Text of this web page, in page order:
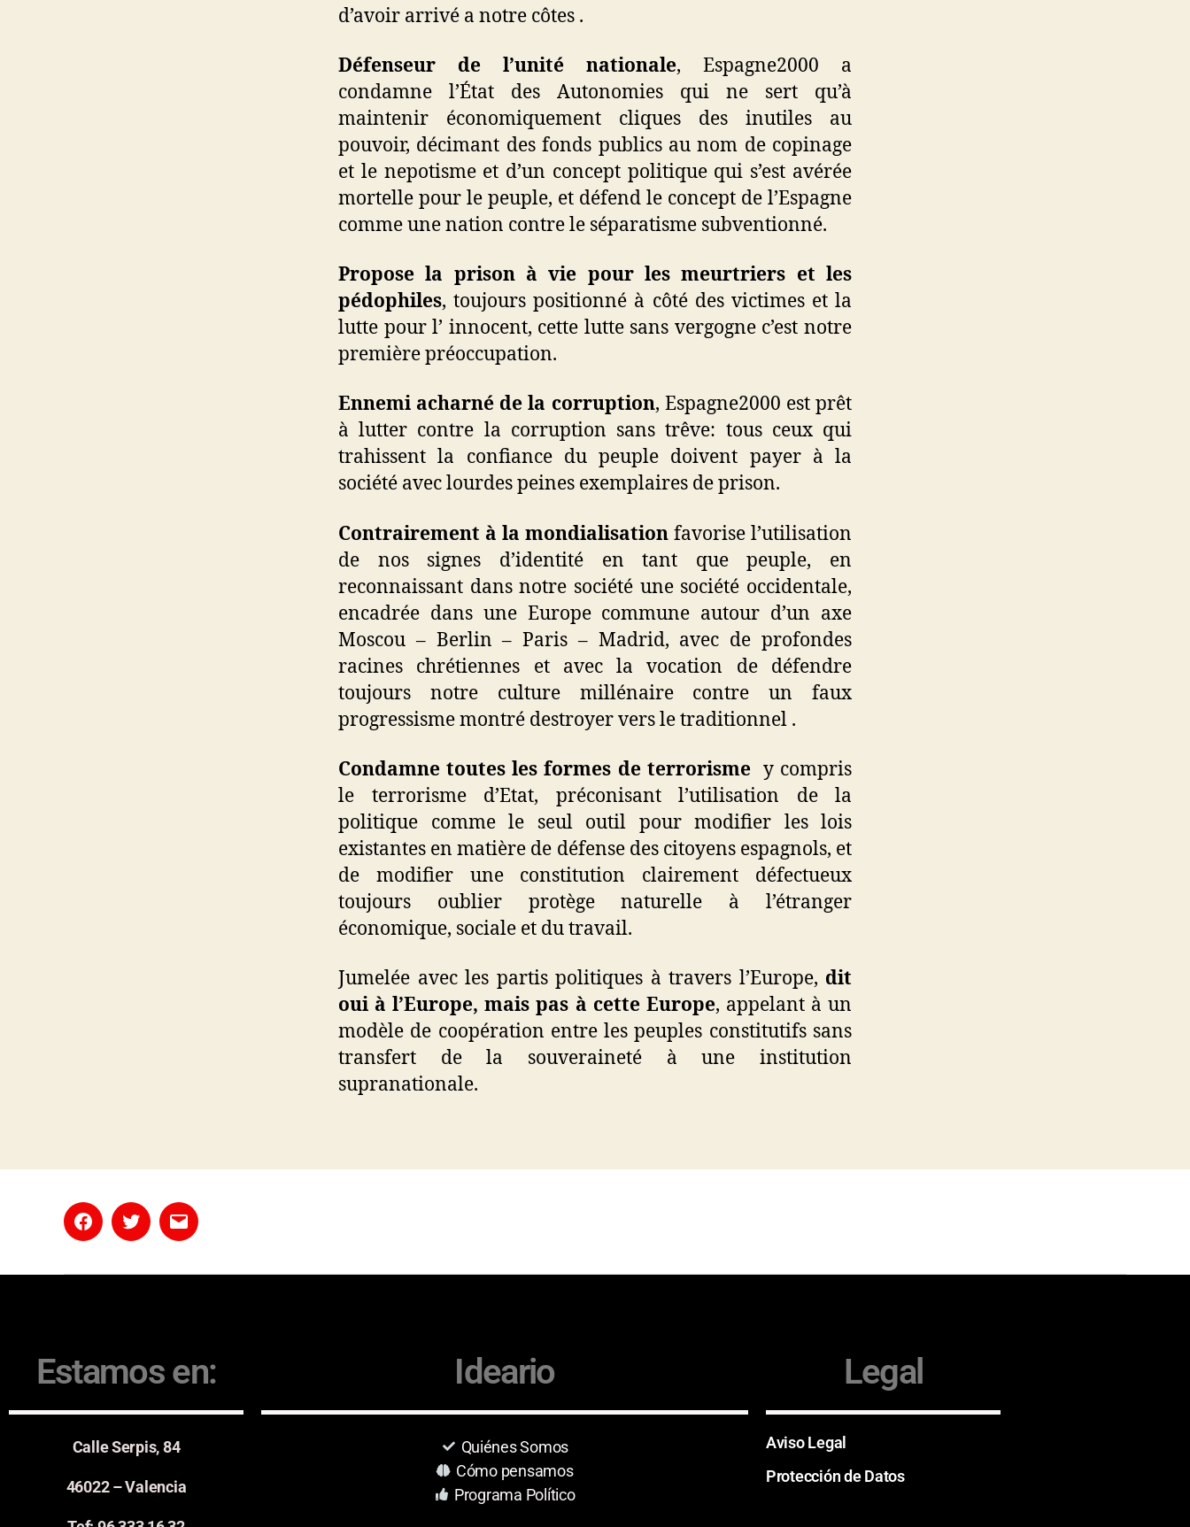
d’avoir arrivé a notre côtes .
Défenseur de l’unité nationale, Espagne2000 a
condamne l’État des Autonomies qui ne sert qu’à
maintenir économiquement cliques des inutiles au
pouvoir, décimant des fonds publics au nom de copinage
et le nepotisme et d’un concept politique qui s’est avérée
mortelle pour le peuple, et défend le concept de l’Espagne
comme une nation contre le séparatisme subventionné.
Propose la prison à vie pour les meurtriers et les
pédophiles, toujours positionné à côté des victimes et la
lutte pour l’ innocent, cette lutte sans vergogne c’est notre
première préoccupation.
Ennemi acharné de la corruption, Espagne2000 est prêt
à lutter contre la corruption sans trêve: tous ceux qui
trahissent la confiance du peuple doivent payer à la
société avec lourdes peines exemplaires de prison.
Contrairement à la mondialisation favorise l’utilisation
de nos signes d’identité en tant que peuple, en
reconnaissant dans notre société une société occidentale,
encadrée dans une Europe commune autour d’un axe
Moscou – Berlin – Paris – Madrid, avec de profondes
racines chrétiennes et avec la vocation de défendre
toujours notre culture millénaire contre un faux
progressisme montré destroyer vers le traditionnel .
Condamne toutes les formes de terrorismey compris
le terrorisme d’Etat, préconisant l’utilisation de la
politique comme le seul outil pour modifier les lois
existantes en matière de défense des citoyens espagnols, et
de modifier une constitution clairement défectueux
toujours oublier protège naturelle à l’étranger
économique, sociale et du travail.
Jumelée avec les partis politiques à travers l’Europe, dit
oui à l’Europe, mais pas à cette Europe, appelant à un
modèle de coopération entre les peuples constitutifs sans
transfert de la souveraineté à une institution
supranationale.
Estamos en:
Calle Serpis, 84
46022 – Valencia
Ideario
Quiénes Somos
Cómo pensamos
Programa Político
Legal
Aviso Legal
Protección de Datos